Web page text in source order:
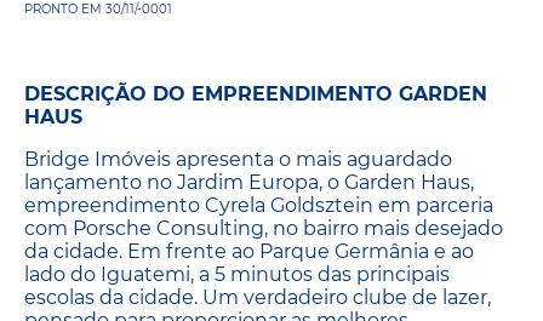
PRONTO EM 30/11/-0001
DESCRIÇÃO DO EMPREENDIMENTO GARDEN
HAUS
Bridge Imóveis apresenta o mais aguardado
lançamento no Jardim Europa, o Garden Haus,
empreendimento Cyrela Goldsztein em parceria
com Porsche Consulting, no bairro mais desejado
da cidade. Em frente ao Parque Germânia e ao
lado do Iguatemi, a 5 minutos das principais
escolas da cidade. Um verdadeiro clube de lazer,